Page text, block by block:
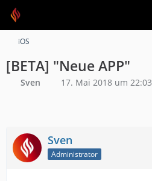
iOS
[BETA] "Neue APP"
Sven 17. Mai 2018 um 22:03
Sven
Administrator